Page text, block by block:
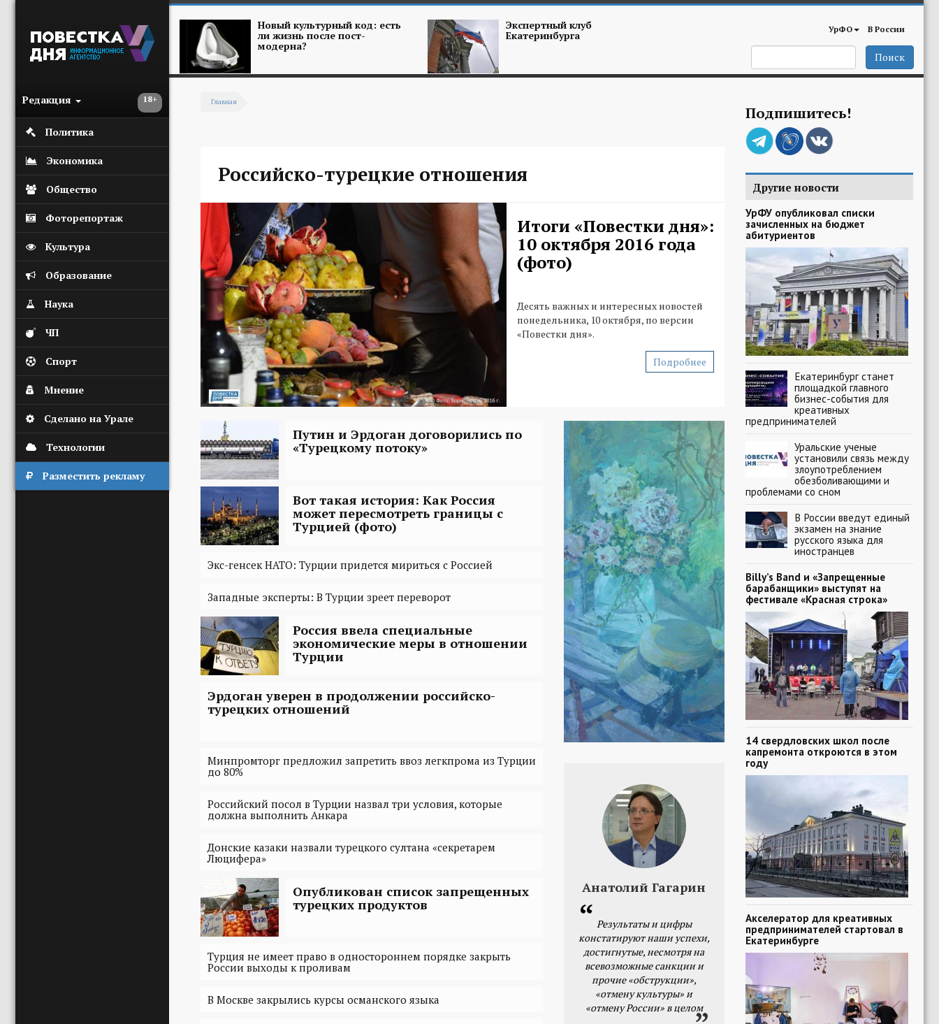
18+
Редакция
Политика
Экономика
Общество
Фоторепортаж
Культура
Образование
Наука
ЧП
Спорт
Мнение
Сделано на Урале
Технологии
Разместить рекламу
Новый культурный код: есть
ли жизнь после пост-
модерна?
Экспертный клуб
Екатеринбурга УрФО В России
Поиск
Главная
Российско-турецкие отношения
Итоги «Повестки дня»:
10 октября 2016 года
(фото)
Десять важных и интересных новостей
понедельника, 10 октября, по версии
«Повестки дня».
Подробнее
Путин и Эрдоган договорились по
«Турецкому потоку»
Вот такая история: Как Россия
может пересмотреть границы с
Турцией (фото)
Экс-генсек НАТО: Турции придется мириться с Россией
Западные эксперты: В Турции зреет переворот
Россия ввела специальные
экономические меры в отношении
Турции
Эрдоган уверен в продолжении российско-
турецких отношений
Минпромторг предложил запретить ввоз легкпрома из Турции
до 80%
Российский посол в Турции назвал три условия, которые
должна выполнить Анкара
Донские казаки назвали турецкого султана «секретарем
Люцифера»
Опубликован список запрещенных
турецких продуктов
Турция не имеет право в одностороннем порядке закрыть
России выходы к проливам
В Москве закрылись курсы османского языка
Анатолий Гагарин
Результаты и цифры
констатируют наши успехи,
достигнутые, несмотря на
всевозможные санкции и
прочие «обструкции»,
«отмену культуры» и
«отмену России» в целом
Подпишитесь!
Другие новости
УрФУ опубликовал списки
зачисленных на бюджет
абитуриентов
Екатеринбург станет
площадкой главного
бизнес-события для
креативных
предпринимателей
Уральские ученые
установили связь между
злоупотреблением
обезболивающими и
проблемами со сном
В России введут единый
экзамен на знание
русского языка для
иностранцев
Billy’s Band и «Запрещенные
барабанщики» выступят на
фестивале «Красная строка»
14 свердловских школ после
капремонта откроются в этом
году
Акселератор для креативных
предпринимателей стартовал в
Екатеринбурге